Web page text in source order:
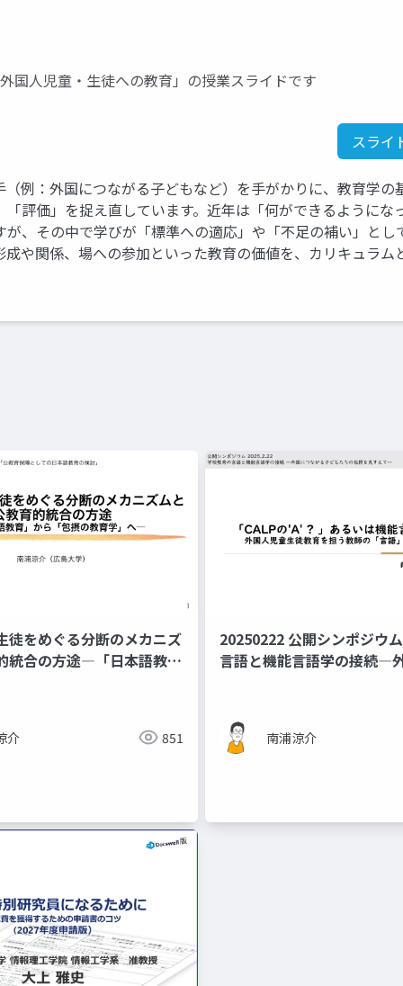
国人児童・生徒への教育」の授業スライドです
スライ
例：外国につながる子どもなど）を手がかりに、教育学の
評価」を捉え直しています。近年は「何ができるようにな
、その中で学びが「標準への適応」や「不足の補い」とし
や関係、場への参加といった教育の価値を、カリキュラム
徒をめぐる分断のメカニズ
統合の方途―「日本語教
「公教育保障としての日
」資料）
介 851
20250222 公開シンポジウ
言語と機能言語学の接続―
南浦涼介